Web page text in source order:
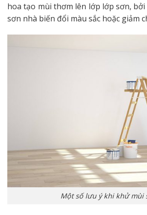
hoa tạo mùi thơm lên lớp lớp sơn,
sơn nhà biến đổi màu sắc hoặc giảm
Một số lưu ý khi khử mùi